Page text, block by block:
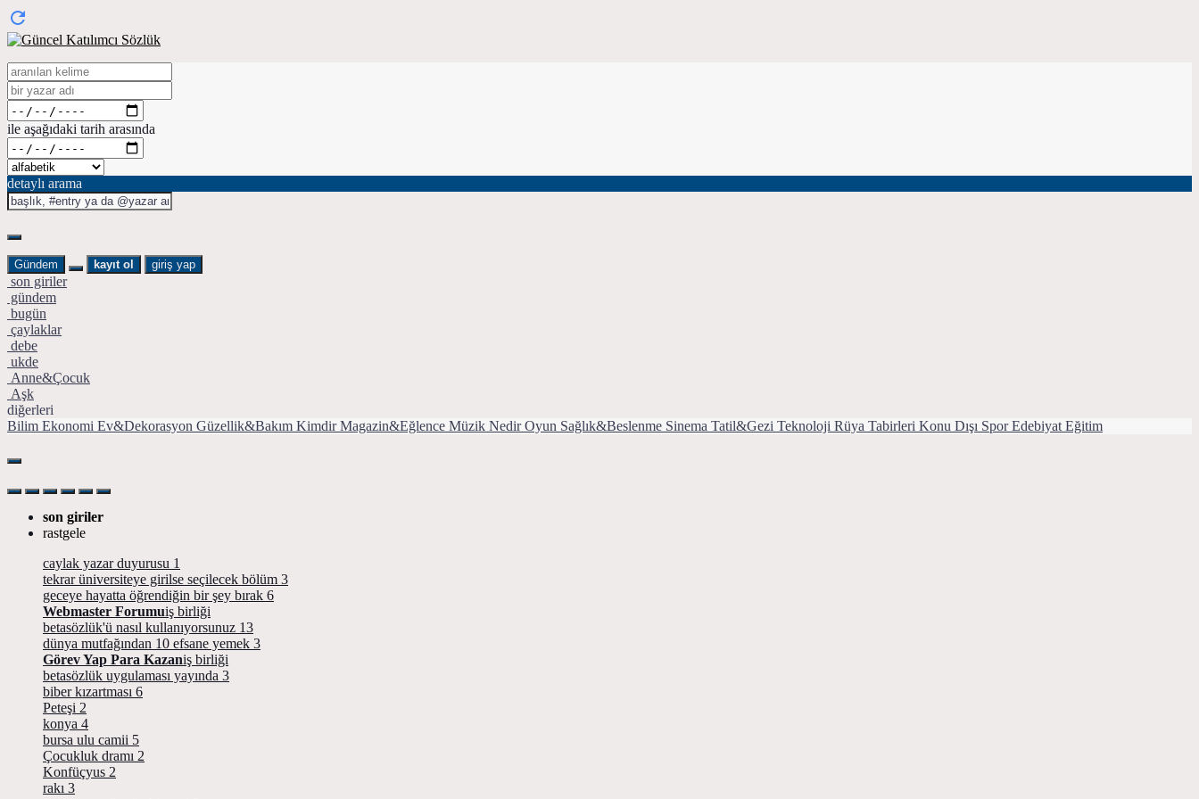
ile aşağıdaki tarih arasında
detaylı arama
Gündem kayıt ol giriş yap
son giriler
gündem
bugün
çaylaklar
debe
ukde
Anne&Çocuk
Aşk
diğerleri
Bilim Ekonomi Ev&Dekorasyon Güzellik&Bakım Kimdir Magazin&Eğlence Müzik Nedir Oyun Sağlık&Beslenme Sinema Tatil&Gezi Teknoloji Rüya Tabirleri Konu Dışı Spor Edebiyat Eğitim
son giriler
rastgele
caylak yazar duyurusu 1
tekrar üniversiteye girilse seçilecek bölüm 3
geceye hayatta öğrendiğin bir şey bırak 6
Webmaster Forumuiş birliği
betasözlük'ü nasıl kullanıyorsunuz 13
dünya mutfağından 10 efsane yemek 3
Görev Yap Para Kazaniş birliği
betasözlük uygulaması yayında 3
biber kızartması 6
Peteşi 2
konya 4
bursa ulu camii 5
Çocukluk dramı 2
Konfüçyus 2
rakı 3